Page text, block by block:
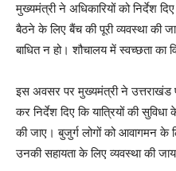
मुख्यमंत्री ने अधिकारियों को निर्देश
बैठने के लिए बैंच की पूरी व्यवस्था की
बाधित न हो। शौचालय में स्वच्छता का
इस अवसर पर मुख्यमंत्री ने उत्तराखंड
कर निर्देश दिए कि यात्रियों की सुविधा
की जाए। बुजुर्ग लोगों को आवागमन के
उनकी सहायता के लिए व्यवस्था की